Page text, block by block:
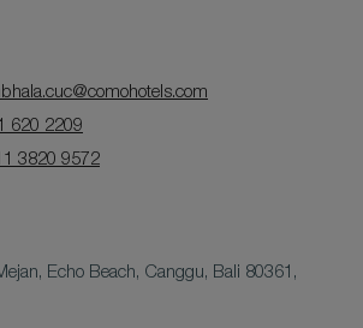
620 2209
3820 9572
Echo Beach, Canggu, Bali 80361,